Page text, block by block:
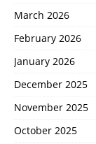
March 2026
February 2026
January 2026
December 2025
November 2025
October 2025